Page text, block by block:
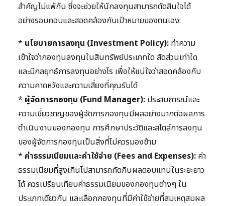
สำคัญไม่แพ้กัน ซึ่งจะช่วยให้นักลงทุนสามารถตัดสินใจได้
อย่างรอบคอบและสอดคล้องกับเป้าหมายของตนเอง:
* นโยบายการลงทุน (Investment Policy): ทำความ
เข้าใจว่ากองทุนลงทุนในสินทรัพย์ประเภทใด สัดส่วนเท่าใด
และมีกลยุทธ์การลงทุนอย่างไร เพื่อให้แน่ใจว่าสอดคล้องกับ
ความคาดหวังและความเสี่ยงที่คุณรับได้
* ผู้จัดการกองทุน (Fund Manager): ประสบการณ์และ
ความเชี่ยวชาญของผู้จัดการกองทุนมีผลอย่างมากต่อผลการ
ดำเนินงานของกองทุน การศึกษาประวัติและสไตล์การลงทุน
ของผู้จัดการกองทุนเป็นสิ่งที่ไม่ควรมองข้าม
* ค่าธรรมเนียมและค่าใช้จ่าย (Fees and Expenses): ค่า
ธรรมเนียมที่สูงเกินไปสามารถกัดกินผลตอบแทนในระยะยาว
ได้ ควรเปรียบเทียบค่าธรรมเนียมของกองทุนต่างๆ ใน
ประเภทเดียวกัน และเลือกกองทุนที่มีค่าใช้จ่ายที่สมเหตุสมผล